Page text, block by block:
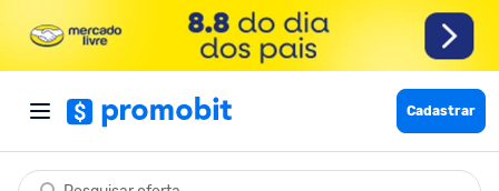
Cadastrar